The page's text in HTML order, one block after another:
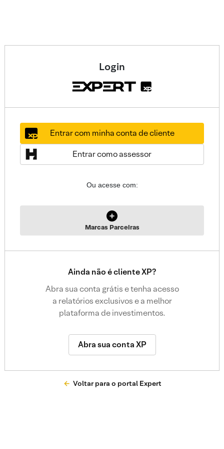
Login
Entrar com minha conta de cliente
Entrar como assessor
Ou acesse com:
Marcas Parceiras
Ainda não é cliente XP?
Abra sua conta grátis e tenha acesso
a relatórios exclusivos e a melhor
plataforma de investimentos.
Abra sua conta XP
Voltar para o portal Expert